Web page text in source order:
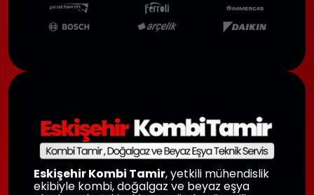
Eskişehir Kombi Tamir, yetkili mühendislik
ekibiyle kombi, doğalgaz ve beyaz eşya